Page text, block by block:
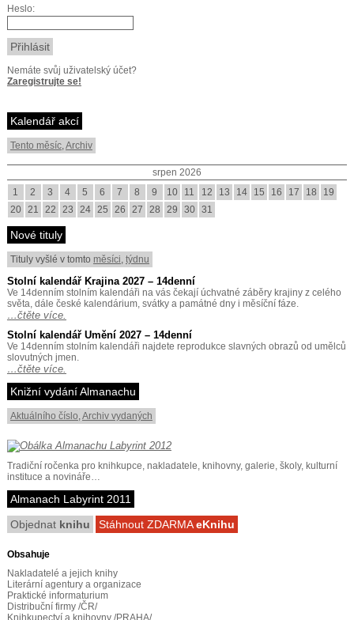
Heslo:
Nemáte svůj uživatelský účet?
Zaregistrujte se!
Kalendář akcí
Tento měsíc,Archiv
srpen 2026
1
2 3 4 5 6 7 8 9 10 11 12 13 14 15 16 17 18
19
20 21 22 23 24 25 26 27 28 29 30 31
Nové tituly
Tituly vyšlé v tomto měsíci, týdnu
Stolní kalendář Krajina 2027 – 14denní
Ve 14denním stolním kalendáři na vás čekají úchvatné záběry krajiny z celého
světa, dále české kalendárium, svátky a památné dny i měsíční fáze.
…čtěte více.
Stolní kalendář Umění 2027 – 14denní
Ve 14denním stolním kalendáři najdete reprodukce slavných obrazů od umělců
slovutných jmen.
…čtěte více.
Knižní vydání Almanachu
Aktuálního číslo,Archiv vydaných
Tradiční ročenka pro knihkupce, nakladatele, knihovny, galerie, školy, kulturní
instituce a novináře…
Almanach Labyrint 2011
Objednat knihu Stáhnout ZDARMAeKnihu
Obsahuje
Nakladatelé a jejich knihy
Literární agentury a organizace
Praktické informaturium
Distribuční firmy /ČR/
Knihkupectví a knihovny /PRAHA/